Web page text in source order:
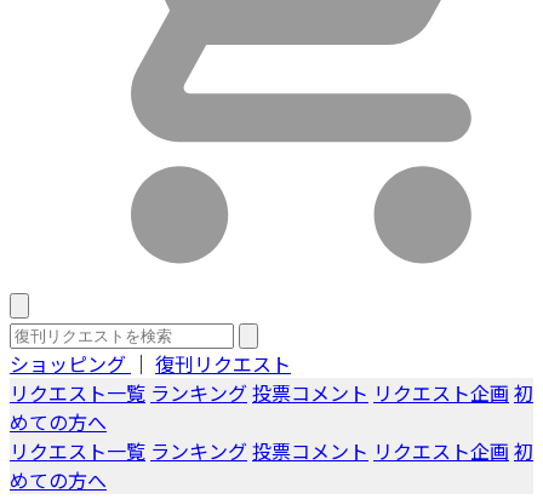
ショッピング ｜ 復刊リクエスト
リクエスト一覧 ランキング投票コメント リクエスト企画 初
めての方へ
リクエスト一覧 ランキング投票コメント リクエスト企画 初
めての方へ